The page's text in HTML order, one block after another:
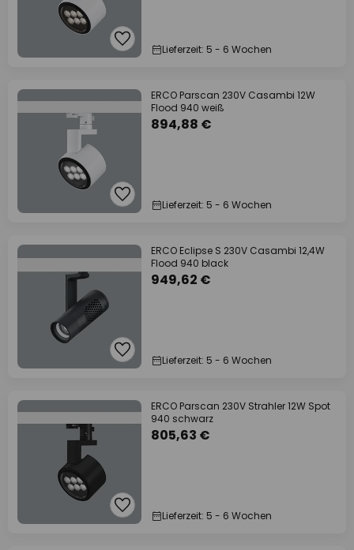
Lieferzeit: 5 - 6 Wochen
ERCO Parscan 230V Casambi 12W
Flood 940 weiß
894,88 €
Lieferzeit: 5 - 6 Wochen
ERCO Eclipse S 230V Casambi 12,4W
Flood 940 black
949,62 €
Lieferzeit: 5 - 6 Wochen
ERCO Parscan 230V Strahler 12W Spot
940 schwarz
805,63 €
Lieferzeit: 5 - 6 Wochen